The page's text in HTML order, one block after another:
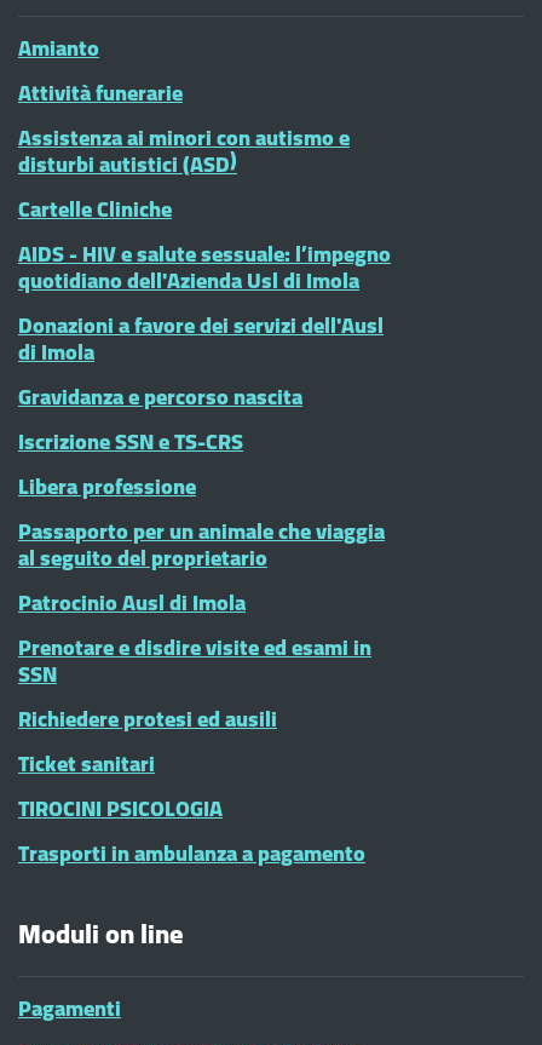
Amianto
Attività funerarie
Assistenza ai minori con autismo e
disturbi autistici (ASD)
Cartelle Cliniche
AIDS - HIV e salute sessuale: l’impegno
quotidiano dell'Azienda Usl di Imola
Donazioni a favore dei servizi dell'Ausl
di Imola
Gravidanza e percorso nascita
Iscrizione SSN e TS-CRS
Libera professione
Passaporto per un animale che viaggia
al seguito del proprietario
Patrocinio Ausl di Imola
Prenotare e disdire visite ed esami in
SSN
Richiedere protesi ed ausili
Ticket sanitari
TIROCINI PSICOLOGIA
Trasporti in ambulanza a pagamento
Moduli on line
Pagamenti